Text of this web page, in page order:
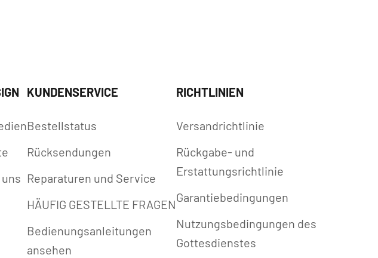
KUNDENSERVICE
Bestellstatus
Rücksendungen
Reparaturen und Service
HÄUFIG GESTELLTE FRAGEN
Bedienungsanleitungen
ansehen
RICHTLINIEN
Versandrichtlinie
Rückgabe- und
Erstattungsrichtlinie
Garantiebedingungen
Nutzungsbedingungen des
Gottesdienstes